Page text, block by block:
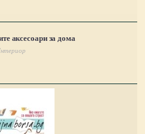
аксесоари за дома